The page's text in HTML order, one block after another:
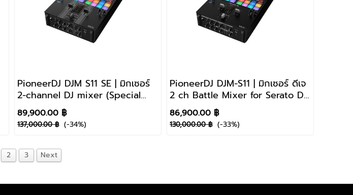
PioneerDJ DJM S11 SE | มิกเซอร์
2-channel DJ mixer (Special
edition)
89,900.00 ฿
137,000.00 ฿ (-34%)
PioneerDJ DJM-S11 | มิกเซอร์ ดีเจ
2 ch Battle Mixer for Serato DJ
Pro / rekordbox
86,900.00 ฿
130,000.00 ฿ (-33%)
2 3 Next